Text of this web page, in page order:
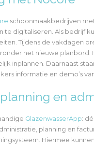
schoonmaakbedrijven
digitaliseren. Als bedrijf
Tijdens de vakdagen
het nieuwe planbord.
inplannen. Daarnaast
informatie en demo’s
en
GlazenwasserApp:
planning en
Hiermee